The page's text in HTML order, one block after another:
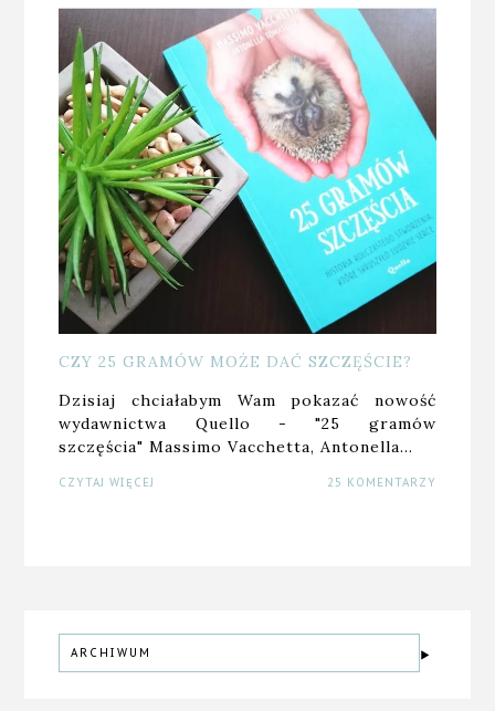
CZY 25 GRAMÓW MOŻE DAĆ SZCZĘŚCIE?
Dzisiaj chciałabym Wam pokazać nowość
wydawnictwa Quello - "25 gramów
szczęścia" Massimo Vacchetta, Antonella…
CZYTAJ WIĘCEJ 25 KOMENTARZY
ARCHIWUM